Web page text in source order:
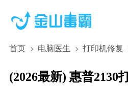
首页 电脑医生 打印机修复
(2026最新) 惠普2130